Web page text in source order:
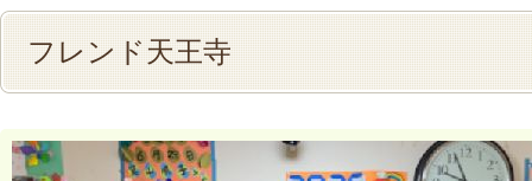
フレンド天王寺